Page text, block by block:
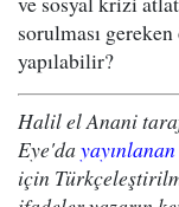
sorulması
yapılabilir?
Halil el Anani
Eye'da yayınlanan
için